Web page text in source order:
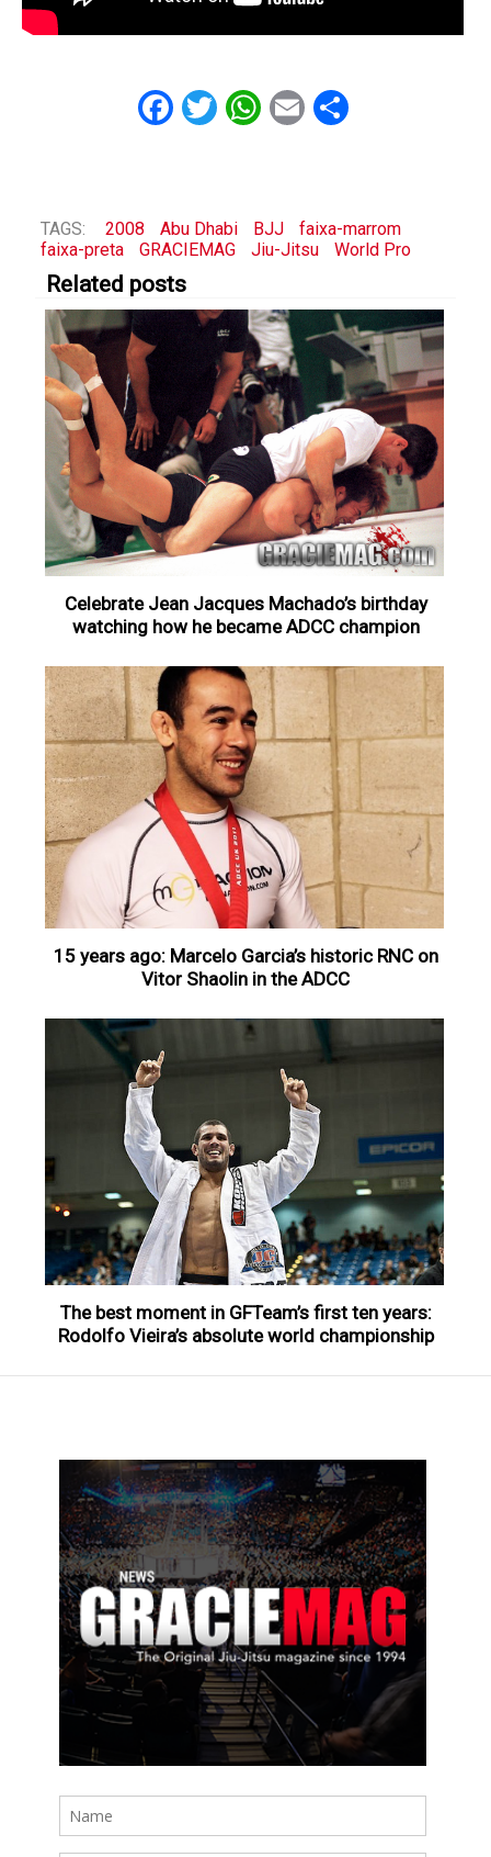
Facebook
Twitter
WhatsApp
EmailShare
TAGS: 2008 Abu Dhabi BJJ
faixa-marrom
faixa-preta
GRACIEMAG Jiu-Jitsu World Pro
Related posts
Celebrate Jean Jacques Machado’s birthday
watching how he became ADCC champion
15 years ago: Marcelo Garcia’s historic RNC on
Vitor Shaolin in the ADCC
The best moment in GFTeam’s first ten years:
Rodolfo Vieira’s absolute world championship